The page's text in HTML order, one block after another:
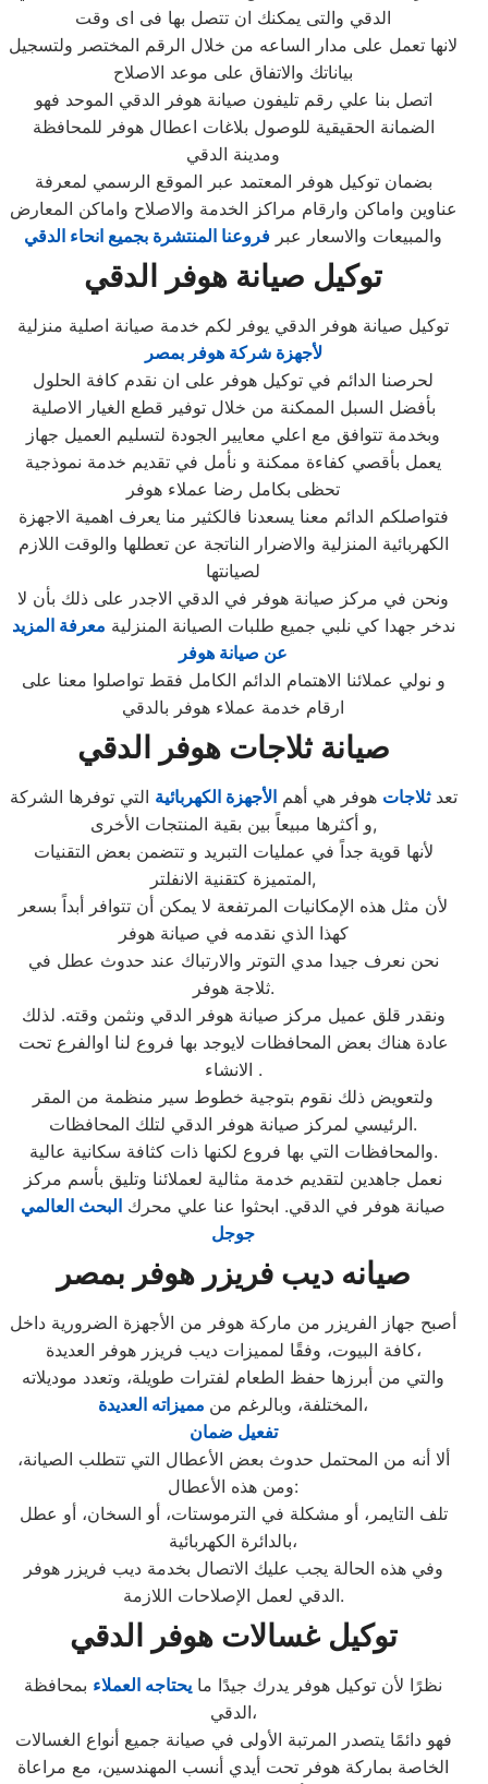
الدقي والتى يمكنك ان تتصل بها فى اى وقت
لانها تعمل على مدار الساعه من خلال الرقم المختصر ولتسجيل
بياناتك والاتفاق على موعد الاصلاح
اتصل بنا علي رقم تليفون صيانة هوفر الدقي الموحد فهو
الضمانة الحقيقية للوصول بلاغات اعطال هوفر للمحافظة
ومدينة الدقي
بضمان توكيل هوفر المعتمد عبر الموقع الرسمي لمعرفة
عناوين واماكن وارقام مراكز الخدمة والاصلاح واماكن المعارض
والمبيعات والاسعار عبر فروعنا المنتشرة بجميع انحاء الدقي
توكيل صيانة هوفر الدقي
توكيل صيانة هوفر الدقي يوفر لكم خدمة صيانة اصلية منزلية
لأجهزة شركة هوفر بمصر
لحرصنا الدائم في توكيل هوفر على ان نقدم كافة الحلول
بأفضل السبل الممكنة من خلال توفير قطع الغيار الاصلية
وبخدمة تتوافق مع اعلي معايير الجودة لتسليم العميل جهاز
يعمل بأقصي كفاءة ممكنة و نأمل في تقديم خدمة نموذجية
تحظى بكامل رضا عملاء هوفر
فتواصلكم الدائم معنا يسعدنا فالكثير منا يعرف اهمية الاجهزة
الكهربائية المنزلية والاضرار الناتجة عن تعطلها والوقت اللازم
لصيانتها
ونحن في مركز صيانة هوفر في الدقي الاجدر على ذلك بأن لا
ندخر جهدا كي نلبي جميع طلبات الصيانة المنزلية معرفة المزيد
عن صيانة هوفر
و نولي عملائنا الاهتمام الدائم الكامل فقط تواصلوا معنا على
ارقام خدمة عملاء هوفر بالدقي
صيانة ثلاجات هوفر الدقي
تعدثلاجات هوفر هي أهمالأجهزة الكهربائية التي توفرها الشركة
و أكثرها مبيعاً بين بقية المنتجات الأخرى,
لأنها قوية جداً في عمليات التبريد و تتضمن بعض التقنيات
المتميزة كتقنية الانفلتر,
لأن مثل هذه الإمكانيات المرتفعة لا يمكن أن تتوافر أبداً بسعر
كهذا الذي نقدمه في صيانة هوفر
نحن نعرف جيدا مدي التوتر والارتباك عند حدوث عطل في
ثلاجة هوفر.
ونقدر قلق عميل مركز صيانة هوفر الدقي ونثمن وقته. لذلك
عادة هناك بعض المحافظات لايوجد بها فروع لنا اوالفرع تحت
الانشاء .
ولتعويض ذلك نقوم بتوجية خطوط سير منظمة من المقر
الرئيسي لمركز صيانة هوفر الدقي لتلك المحافظات.
والمحافظات التي بها فروع لكنها ذات كثافة سكانية عالية.
نعمل جاهدين لتقديم خدمة مثالية لعملائنا وتليق بأسم مركز
صيانة هوفر في الدقي. ابحثوا عنا علي محرك البحث العالمي
جوجل
صيانه ديب فريزر هوفر بمصر
أصبح جهاز الفريزر من ماركة هوفر من الأجهزة الضرورية داخل
كافة البيوت، وفقًا لمميزات ديب فريزر هوفر العديدة،
والتي من أبرزها حفظ الطعام لفترات طويلة، وتعدد موديلاته
المختلفة، وبالرغم من مميزاته العديدة
،
تفعيل ضمان
ألا أنه من المحتمل حدوث بعض الأعطال التي تتطلب الصيانة،
ومن هذه الأعطال:
تلف التايمر، أو مشكلة في الترموستات، أو السخان، أو عطل
بالدائرة الكهربائية،
وفي هذه الحالة يجب عليك الاتصال بخدمة ديب فريزر هوفر
الدقي لعمل الإصلاحات اللازمة.
توكيل غسالات هوفر الدقي
نظرًا لأن توكيل هوفر يدرك جيدًا ما يحتاجه العملاء بمحافظة
الدقي،
فهو دائمًا يتصدر المرتبة الأولى في صيانة جميع أنواع الغسالات
الخاصة بماركة هوفر تحت أيدي أنسب المهندسين، مع مراعاة